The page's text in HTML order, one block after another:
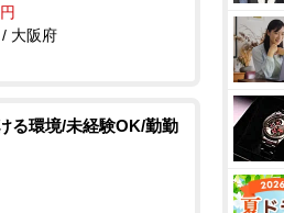
大阪府
る環境/未経験OK/勤勤